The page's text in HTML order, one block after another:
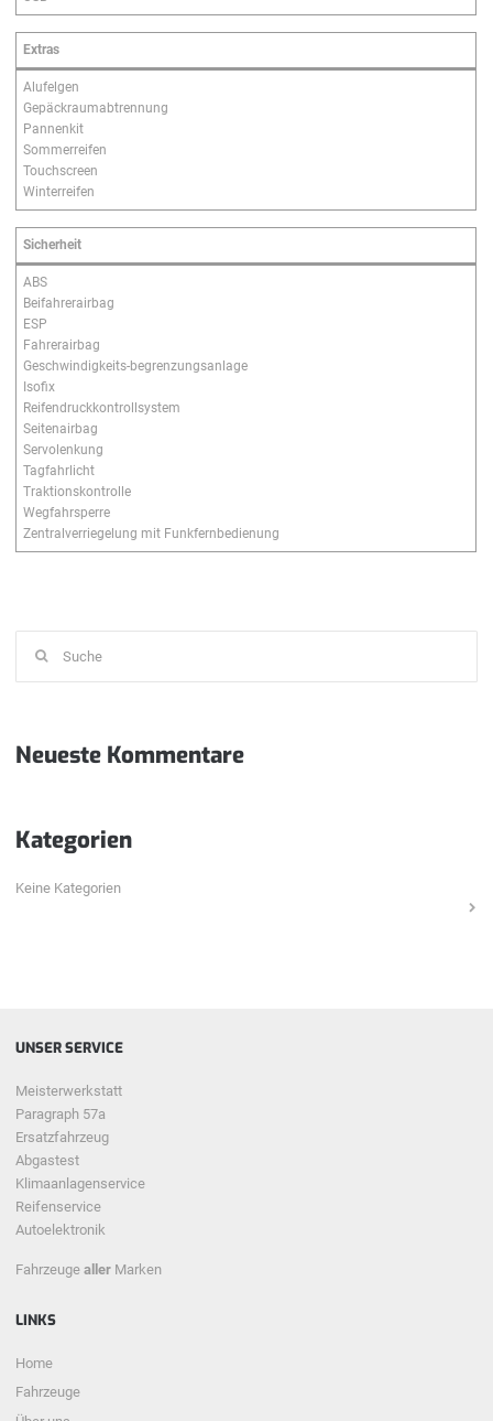
Extras
Alufelgen
Gepäckraumabtrennung
Pannenkit
Sommerreifen
Touchscreen
Winterreifen
Sicherheit
ABS
Beifahrerairbag
ESP
Fahrerairbag
Geschwindigkeits-begrenzungsanlage
Isofix
Reifendruckkontrollsystem
Seitenairbag
Servolenkung
Tagfahrlicht
Traktionskontrolle
Wegfahrsperre
Zentralverriegelung mit Funkfernbedienung
nach:
Neueste Kommentare
Kategorien
Keine Kategorien
UNSER SERVICE
Meisterwerkstatt
Paragraph 57a
Ersatzfahrzeug
Abgastest
Klimaanlagenservice
Reifenservice
Autoelektronik
Fahrzeugealler Marken
LINKS
Home
Fahrzeuge